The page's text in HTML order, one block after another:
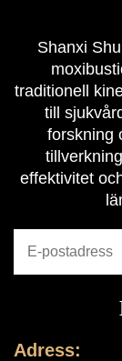
Shanxi
traditionell
till
forskning
effektivitet
Adress: